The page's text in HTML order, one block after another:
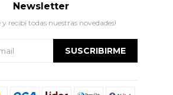
Newsletter
y recibí todas nuestras novedades!
SUSCRIBIRME